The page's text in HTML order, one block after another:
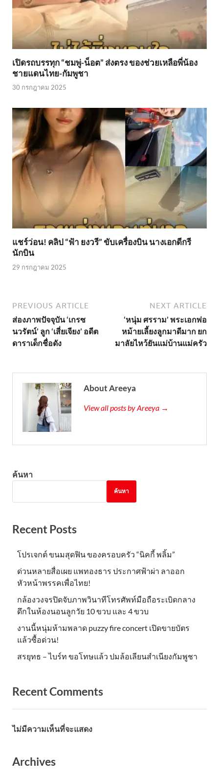
เปิดรถบรรทุก “ชมพู่-น็อต” ส่งตรง ของช่วยเหลือพี่น้อง
ชายแดนไทย-กัมพูชา
30 กรกฎาคม 2025
แชร์ว่อน! คลิป “ฟ้า ยงวรี” ขับเครื่องบิน นางเอกดีกรี
นักบิน
29 กรกฎาคม 2025
PREVIOUS ARTICLE
ส่องภาพปัจจุบัน ‘เกรซ
นวรัตน์’ ลูก ‘เสี่ยเจียง’ อดีต
ดาราเด็กชื่อดัง
NEXT ARTICLE
‘หนุ่ม ศรราม’ พระเอกพ่อ
หม้ายเลี้ยงลูกมาดีมาก ยก
มาลัยไหว้ยันแม่บ้านแม่ครัว
About Areeya
View all posts by Areeya →
ค้นหา
ค้นหา
Recent Posts
โปรเจกต์ ขนมสุดฟิน ของครอบครัว “นิคกี้ พลิ้ม”
ด่วนหลายสื่อเผย แพทองธาร ประกาศฟ้าผ่า ลาออก
หัวหน้าพรรคเพื่อไทย!
กล้องวงจรปิดจับภาพวินาทีโทรศัพท์มือถือระเบิดกลาง
ดึกในห้องนอนลูกวัย 10 ขวบ และ 4 ขวบ
งานนี้หนุ่มห้ามพลาด puzzy fire concert เปิดขายบัตร
แล้วซื้อด่วน!
สรยุทธ – ไบร์ท ขอโทษแล้ว ปมล้อเลียนสำเนียงกัมพูชา
Recent Comments
ไม่มีความเห็นที่จะแสดง
Archives